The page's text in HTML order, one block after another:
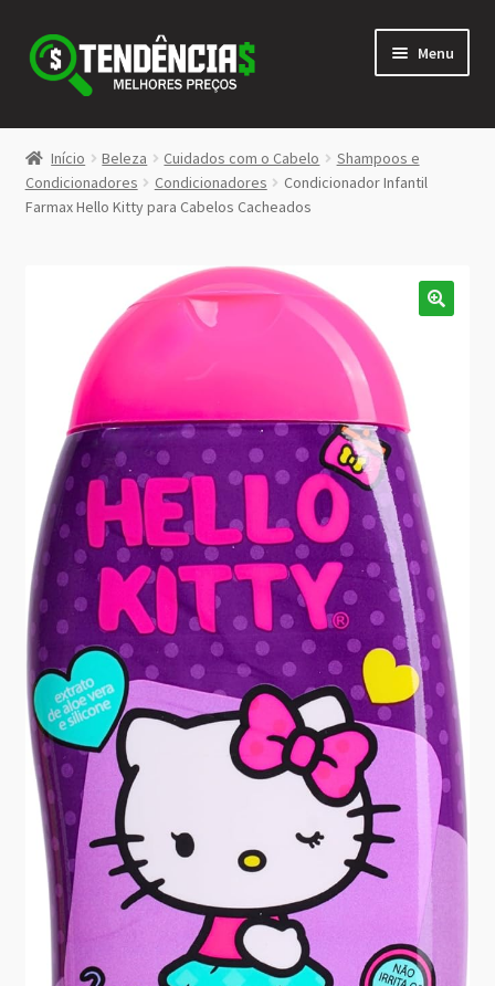
Pular
para
navegação
Pular
para
conteúdo
Menu
LOJA
<>
Início Beleza Cuidados com o Cabelo
Shampoos e
Condicionadores
Condicionadores
Condicionador Infantil
Farmax Hello Kitty para Cabelos Cacheados